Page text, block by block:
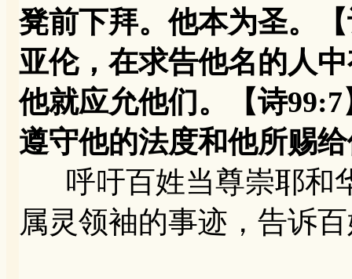
凳前下拜。他本为圣。
亚伦，在求告他名的人
他就应允他们。【诗
遵守他的法度和他所赐
呼吁百姓当尊崇耶和
属灵领袖的事迹，告诉